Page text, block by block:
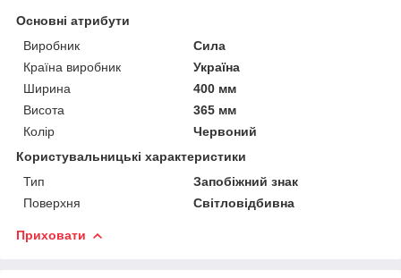
Основні атрибути
Виробник
Сила
Країна виробник
Україна
Ширина
400 мм
Висота
365 мм
Колір
Червоний
Користувальницькі характеристики
Тип
Запобіжний знак
Поверхня
Світловідбивна
Приховати